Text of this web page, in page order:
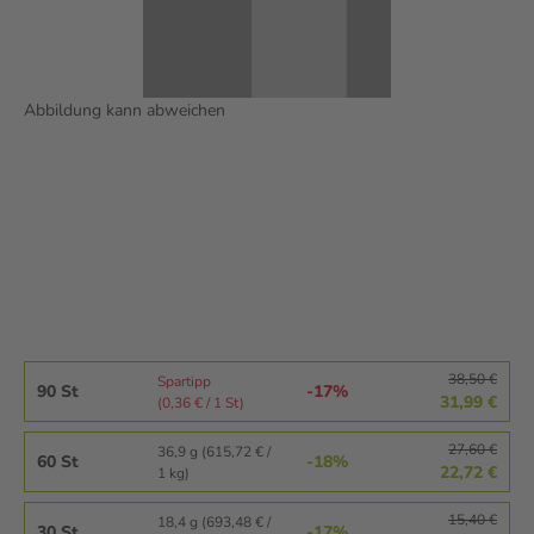
Abbildung kann abweichen
90 St
Spartipp
(0,36 € / 1 St)
-17%
38,50 €
31,99 €
60 St
36,9 g (615,72 € /
1 kg)
-18%
27,60 €
22,72 €
18,4 g (693,48 € /
15,40 €